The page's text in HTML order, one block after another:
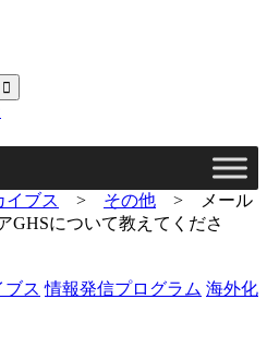
イブス > その他 >
メール
GHSについて教えてくださ
ブス 情報発信プログラム 海外化